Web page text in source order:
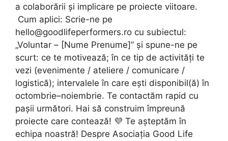
a colaborării și implicare pe proiecte viitoare.
Cum aplici: Scrie-ne pe
hello@goodlifeperformers.ro cu subiectul:
„Voluntar – [Nume Prenume]” și spune-ne pe
scurt: ce te motivează; în ce tip de activități te
vezi (evenimente / ateliere / comunicare /
logistică); intervalele în care ești disponibil(ă) în
octombrie–noiembrie. Te contactăm rapid cu
pașii următori. Hai să construim împreună
proiecte care contează! 💜 Te așteptăm în
echipa noastră! Despre Asociația Good Life